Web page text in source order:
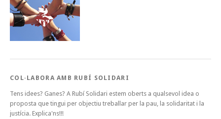
COL·LABORA AMB RUBÍ SOLIDARI
Tens idees? Ganes? A Rubí Solidari estem oberts a qualsevol idea o
proposta que tingui per objectiu treballar per la pau, la solidaritat i la
justícia. Explica'ns!!!